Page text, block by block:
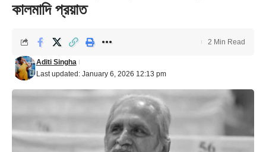
কালমাদি প্রয়াত
Last updated: January 6, 2026 12:13 pm
Aditi Singha
2 Min Read